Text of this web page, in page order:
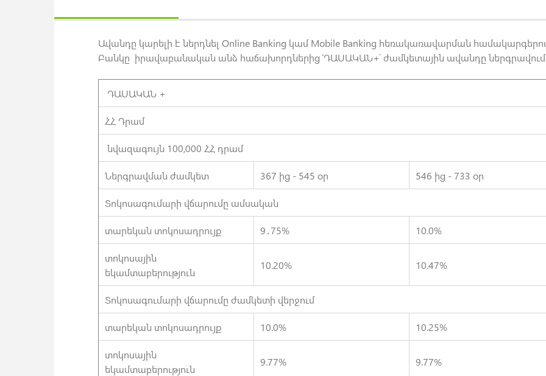
Ավանդը կարելի է ներդնել Online Banking կամ Mobile Banking հեռակառավարման
Բանկը իրավաբանական անձ հաճախորդներից ՙԴԱՍԱԿԱՆ+՚ ժամկետային ավանդը ներգրավում
ԴԱՍԱԿԱՆ +
ՀՀ Դրամ
նվազագույն 100,000 ՀՀ դրամ
Ներգրավման ժամկետ 367 ից - 545 օր 546 ից - 733 օր
Տոկոսագումարի վճարումը ամսական
տարեկան տոկոսադրույք 9․75% 10.0%
տոկոսային
եկամտաբերություն
10.20% 10.47%
Տոկոսագումարի վճարումը ժամկետի վերջում
տարեկան տոկոսադրույք 10.0% 10.25%
տոկոսային
եկամտաբերություն
9.77% 9.77%